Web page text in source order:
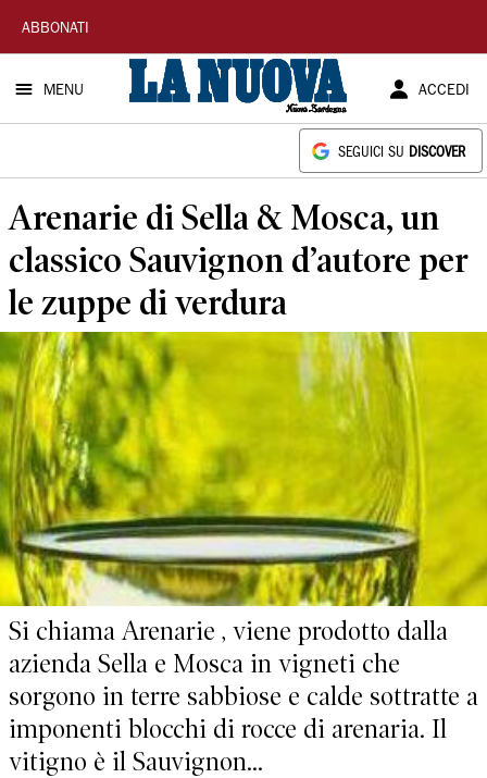
La
Nuova
Sardegna
ABBONATI
MENU ACCEDI
SEGUICI SU DISCOVER
Arenarie di Sella & Mosca, un
classico Sauvignon d’autore per
le zuppe di verdura
Si chiama Arenarie , viene prodotto dalla
azienda Sella e Mosca in vigneti che
sorgono in terre sabbiose e calde sottratte a
imponenti blocchi di rocce di arenaria. Il
vitigno è il Sauvignon...